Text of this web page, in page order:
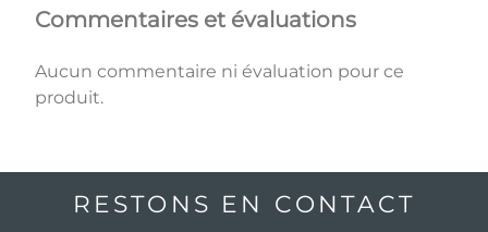
Commentaires et évaluations
Aucun commentaire ni évaluation pour ce
produit.
RESTONS EN CONTACT